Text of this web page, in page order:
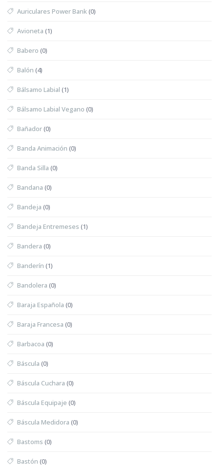
Auriculares Power Bank(0)
Avioneta (1)
Babero (0)
Balón (4)
Bálsamo Labial (1)
Bálsamo Labial Vegano (0)
Bañador(0)
Banda Animación (0)
Banda Silla (0)
Bandana (0)
Bandeja (0)
Bandeja Entremeses (1)
Bandera (0)
Banderín (1)
Bandolera (0)
Baraja Española (0)
Baraja Francesa (0)
Barbacoa (0)
Báscula (0)
Báscula Cuchara (0)
Báscula Equipaje (0)
Báscula Medidora (0)
Bastoms (0)
Bastón (0)